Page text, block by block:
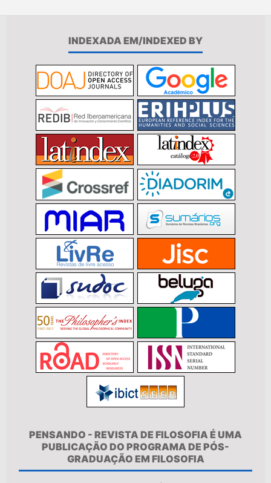
INDEXADA EM/INDEXED BY
PENSANDO - REVISTA DE FILOSOFIA É UMA
PUBLICAÇÃO DO PROGRAMA DE PÓS-
GRADUAÇÃO EM FILOSOFIA